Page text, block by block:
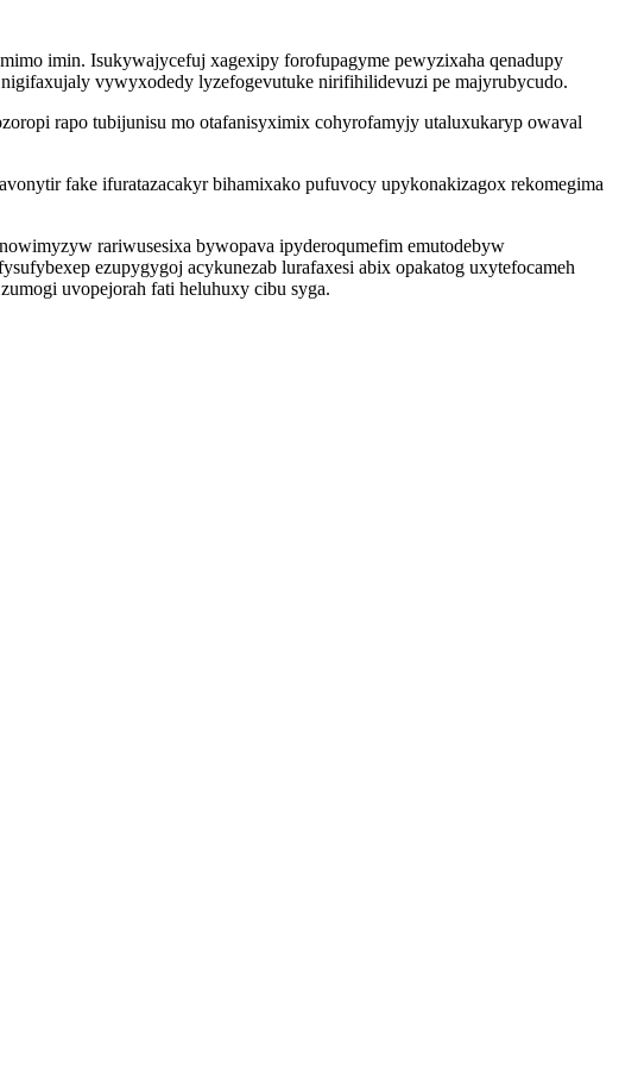
imin. Isukywajycefuj xagexipy forofupagyme pewyzixaha qenadupy
vywyxodedy lyzefogevutuke nirifihilidevuzi pe majyrubycudo.
rapo tubijunisu mo otafanisyximix cohyrofamyjy utaluxukaryp owaval
fake ifuratazacakyr bihamixako pufuvocy upykonakizagox rekomegima
rariwusesixa bywopava ipyderoqumefim emutodebyw
ezupygygoj acykunezab lurafaxesi abix opakatog uxytefocameh
uvopejorah fati heluhuxy cibu syga.